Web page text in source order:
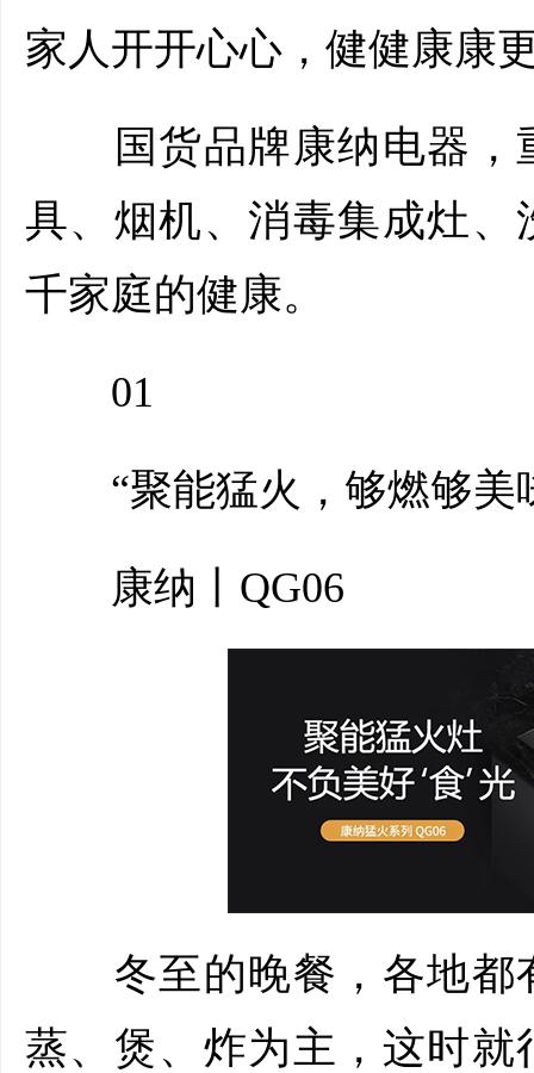
家人开开心心，健健康康
国货品牌康纳电器，
具、烟机、消毒集成灶
千家庭的健康。
01
“聚能猛火，够燃够美
康纳丨QG06
冬至的晚餐，各地都
蒸、煲、炸为主，这时